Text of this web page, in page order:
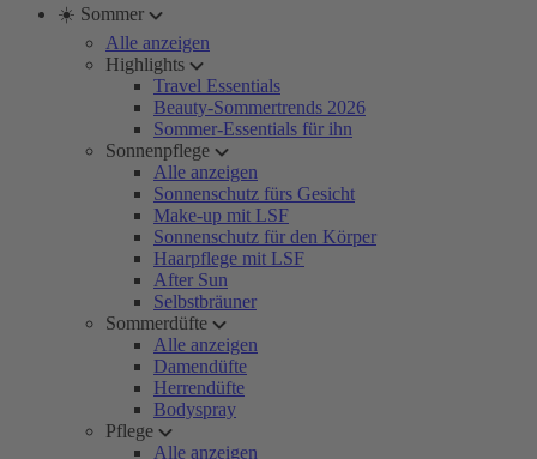
☀️ Sommer
Alle anzeigen
Highlights
Travel Essentials
Beauty-Sommertrends 2026
Sommer-Essentials für ihn
Sonnenpflege
Alle anzeigen
Sonnenschutz fürs Gesicht
Make-up mit LSF
Sonnenschutz für den Körper
Haarpflege mit LSF
After Sun
Selbstbräuner
Sommerdüfte
Alle anzeigen
Damendüfte
Herrendüfte
Bodyspray
Pflege
Alle anzeigen